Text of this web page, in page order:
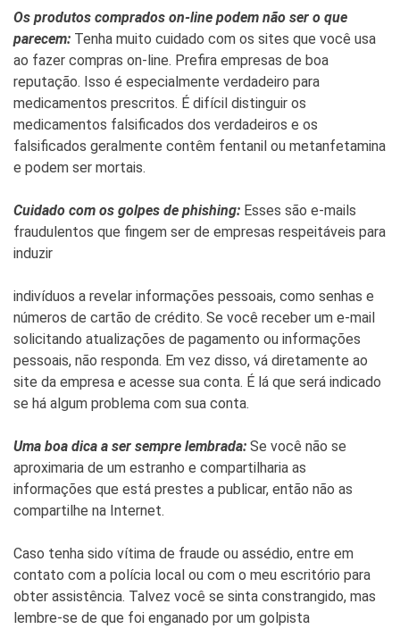
Os produtos comprados on-line podem não ser o que
parecem: Tenha muito cuidado com os sites que você usa
ao fazer compras on-line. Prefira empresas de boa
reputação. Isso é especialmente verdadeiro para
medicamentos prescritos. É difícil distinguir os
medicamentos falsificados dos verdadeiros e os
falsificados geralmente contêm fentanil ou metanfetamina
e podem ser mortais.
Cuidado com os golpes de phishing: Esses são e-mails
fraudulentos que fingem ser de empresas respeitáveis para
induzir
indivíduos a revelar informações pessoais, como senhas e
números de cartão de crédito. Se você receber um e-mail
solicitando atualizações de pagamento ou informações
pessoais, não responda. Em vez disso, vá diretamente ao
site da empresa e acesse sua conta. É lá que será indicado
se há algum problema com sua conta.
Uma boa dica a ser sempre lembrada: Se você não se
aproximaria de um estranho e compartilharia as
informações que está prestes a publicar, então não as
compartilhe na Internet.
Caso tenha sido vítima de fraude ou assédio, entre em
contato com a polícia local ou com o meu escritório para
obter assistência. Talvez você se sinta constrangido, mas
lembre-se de que foi enganado por um golpista